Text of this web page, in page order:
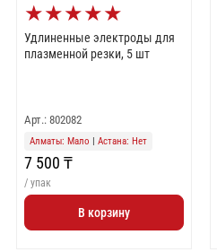
★★★★★
Удлиненные электроды для
плазменной резки, 5 шт
Арт.: 802082
Алматы: Мало Астана: Нет
7 500 ₸
/ упак
В корзину